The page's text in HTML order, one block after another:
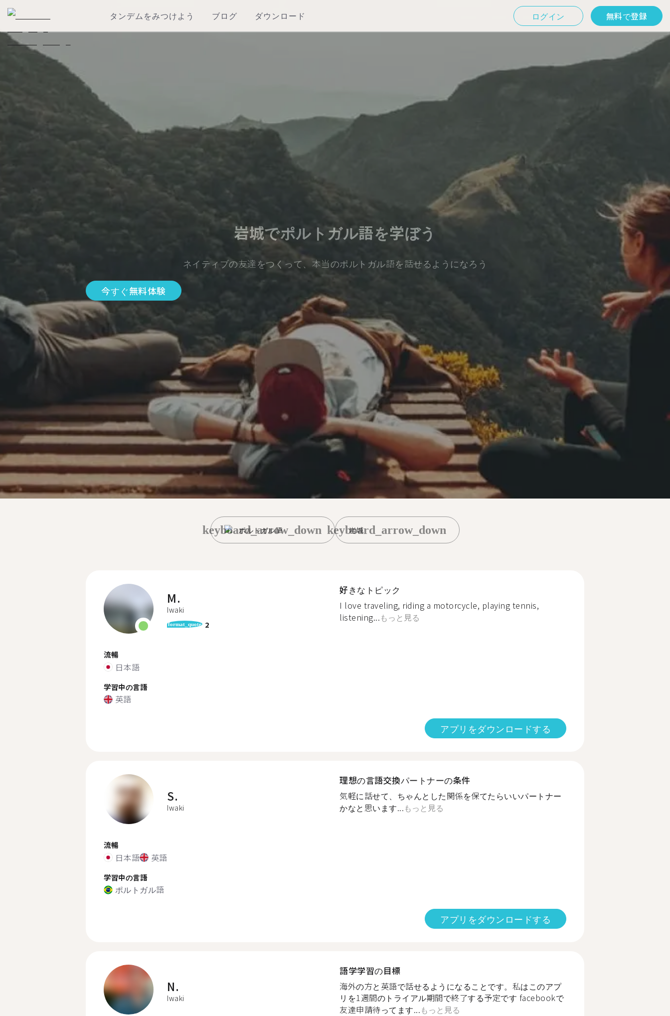
タンデムをみつけよう ブログ ダウンロード ログイン 無料で登録
岩城でポルトガル語を学ぼう
ネイティブの友達をつくって、本当のポルトガル語を話せるようになろう
今すぐ無料体験
ポルトガル語
keyboard_arrow_down 岩城
keyboard_arrow_down
M.
Iwaki
format_quote 2
流暢
日本語
学習中の言語
英語
好きなトピック
I love traveling, riding a motorcycle, playing tennis,
listening...もっと見る
アプリをダウンロードする
S.
Iwaki
流暢
日本語 英語
学習中の言語
ポルトガル語
理想の言語交換パートナーの条件
気軽に話せて、ちゃんとした関係を保てたらいいパートナー
かなと思います...もっと見る
アプリをダウンロードする
N.
Iwaki
語学学習の目標
海外の方と英語で話せるようになることです。私はこのアプ
リを1週間のトライアル期間で終了する予定です facebookで
友達申請待ってます...もっと見る